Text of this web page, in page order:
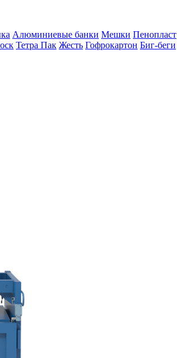
Алюминиевые банки Мешки Пенопласт
Тетра Пак Жесть Гофрокартон Биг-беги